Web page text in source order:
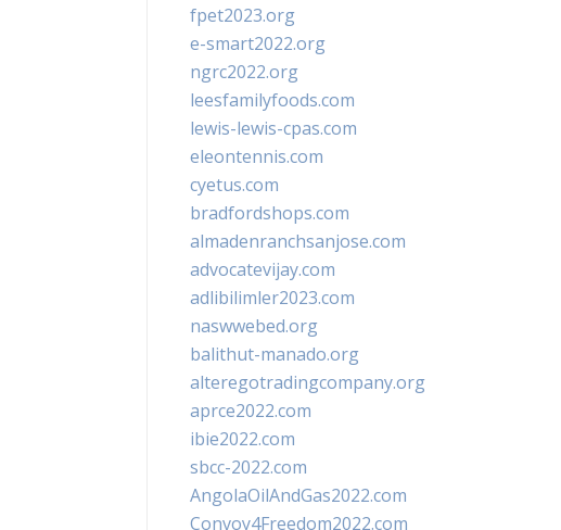
fpet2023.org
e-smart2022.org
ngrc2022.org
leesfamilyfoods.com
lewis-lewis-cpas.com
eleontennis.com
cyetus.com
bradfordshops.com
almadenranchsanjose.com
advocatevijay.com
adlibilimler2023.com
naswwebed.org
balithut-manado.org
alteregotradingcompany.org
aprce2022.com
ibie2022.com
sbcc-2022.com
AngolaOilAndGas2022.com
Convoy4Freedom2022.com